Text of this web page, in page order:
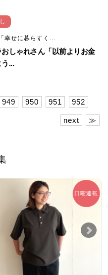
幸せに暮らすく...
しゃれさん「以前よりお金
...
949 950 951 952
next ≫
日曜連載